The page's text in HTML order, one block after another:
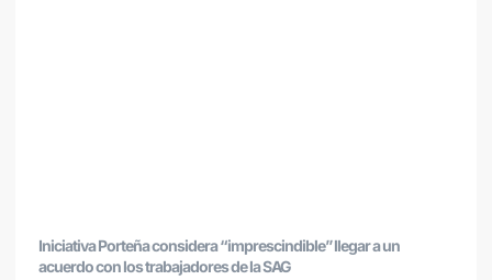
Iniciativa Porteña considera “imprescindible” llegar a un
acuerdo con los trabajadores de la SAG